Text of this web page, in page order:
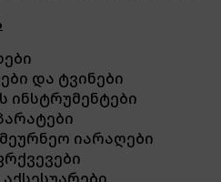
და ტვინები
ინსტრუმენტები
იარაღები